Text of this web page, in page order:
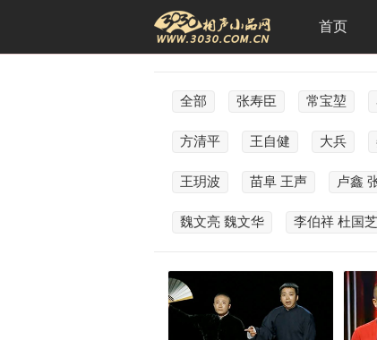
首页
全部 张寿臣 常宝堃
方清平 王自健 大兵
王玥波 苗阜 王声 卢鑫
魏文亮 魏文华 李伯祥 杜国芝